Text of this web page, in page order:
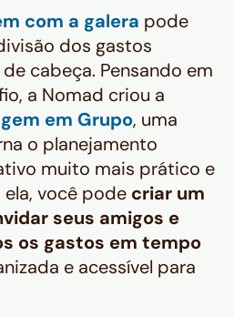
com a galera pode
dos gastos
cabeça. Pensando em
a Nomad criou a
em Grupo, uma
o planejamento
muito mais prático e
você pode criar um
seus amigos e
os gastos em tempo
e acessível para